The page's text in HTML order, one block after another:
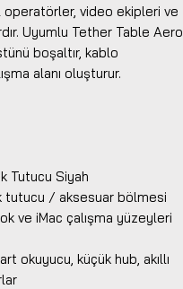
operatörler, video ekipleri ve
Uyumlu Tether Table Aero
boşaltır, kablo
alanı oluşturur.
Tutucu Siyah
tutucu / aksesuar bölmesi
ve iMac çalışma yüzeyleri
okuyucu, küçük hub, akıllı